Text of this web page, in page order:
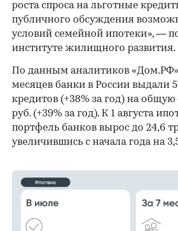
роста спроса на льготные
публичного обсуждения
условий семейной ипотеки», —
институте жилищного развития.
По данным аналитиков «Дом.РФ»,
месяцев банки в России выдали
кредитов (+38% за год) на
руб. (+39% за год). К 1 августа
портфель банков вырос до 24,6
увеличившись с начала года на